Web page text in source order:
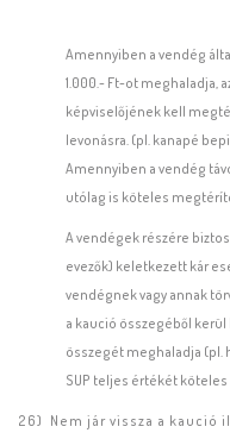
Amennyiben a vendég
1.000.- Ft-ot meghaladja,
képviselőjének kell
levonásra. (pl. kanapé
Amennyiben a vendég
utólag is köteles
A vendégek részére
evezők) keletkezett kár
vendégnek vagy annak
a kaució összegéből
összegét meghaladja (pl.
SUP teljes értékét
26) Nem jár vissza a kaució